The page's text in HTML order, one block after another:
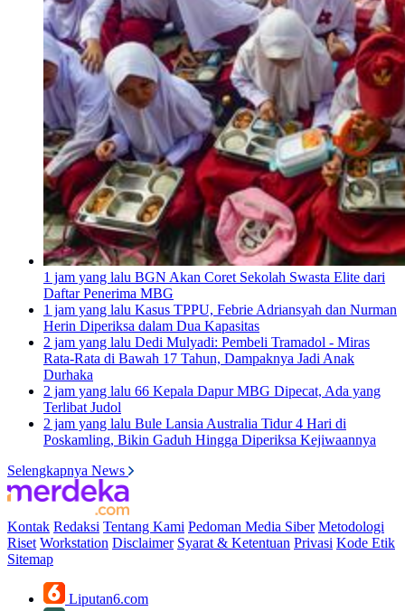
1 jam yang lalu BGN Akan Coret Sekolah Swasta Elite dari
Daftar Penerima MBG
1 jam yang lalu Kasus TPPU, Febrie Adriansyah dan Nurman
Herin Diperiksa dalam Dua Kapasitas
2 jam yang lalu Dedi Mulyadi: Pembeli Tramadol - Miras
Rata-Rata di Bawah 17 Tahun, Dampaknya Jadi Anak
Durhaka
2 jam yang lalu 66 Kepala Dapur MBG Dipecat, Ada yang
Terlibat Judol
2 jam yang lalu Bule Lansia Australia Tidur 4 Hari di
Poskamling, Bikin Gaduh Hingga Diperiksa Kejiwaannya
Selengkapnya News
Kontak Redaksi Tentang Kami Pedoman Media Siber Metodologi
Riset Workstation Disclaimer Syarat & Ketentuan Privasi Kode Etik
Sitemap
Liputan6.com